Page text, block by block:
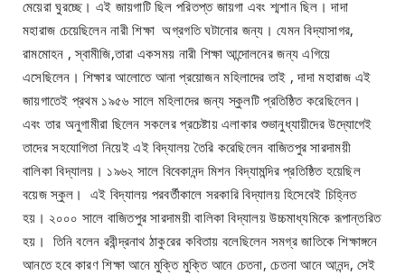
মেয়েরা ঘুরচ্ছে। এই জায়গাটি ছিল পরিতপ্ত জায়গা এবং শ্মশান ছিল। দাদা
মহারাজ চেয়েছিলেন নারী শিক্ষা অগ্রগতি ঘটানোর জন্য। যেমন বিদ্যাসাগর,
রামমোহন , স্বামীজি,তারা একসময় নারী শিক্ষা আন্দোলনের জন্য এগিয়ে
এসেছিলেন। শিক্ষার আলোতে আনা প্রয়োজন মহিলাদের তাই , দাদা মহারাজ এই
জায়গাতেই প্রথম ১৯৫৬ সালে মহিলাদের জন্য স্কুলটি প্রতিষ্ঠিত করেছিলেন।
এবং তার অনুগামীরা ছিলেন সকলের প্রচেষ্টায় এলাকার শুভানুধ্যায়ীদের উদ্যোগেই
তাদের সহযোগিতা নিয়েই এই বিদ্যালয় তৈরি করেছিলেন বাজিতপুর সারদাময়ী
বালিকা বিদ্যালয়। ১৯৬২ সালে বিবেকানন্দ মিশন বিদ্যামন্দির প্রতিষ্ঠিত হয়েছিল
বয়েজ স্কুল। এই বিদ্যালয় পরবর্তীকালে সরকারি বিদ্যালয় হিসেবেই চিহ্নিত
হয়। ২০০০ সালে বাজিতপুর সারদাময়ী বালিকা বিদ্যালয় উচ্চমাধ্যমিকে রূপান্তরিত
হয়। তিনি বলেন রবীন্দ্রনাথ ঠাকুরের কবিতায় বলেছিলেন সমগ্র জাতিকে শিক্ষাঙ্গনে
আনতে হবে কারণ শিক্ষা আনে মুক্তি মুক্তি আনে চেতনা, চেতনা আনে আনন্দ, সেই